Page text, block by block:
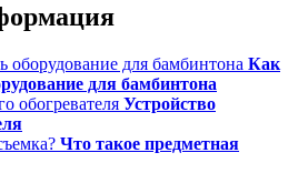
Как
для бамбинтона
Устройство
Что такое предметная